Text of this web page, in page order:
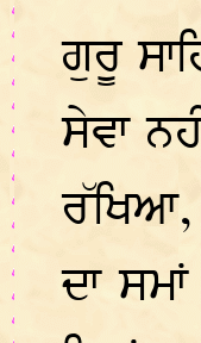
ਗੁਰੂ
ਸੇਵਾ
ਦਾ